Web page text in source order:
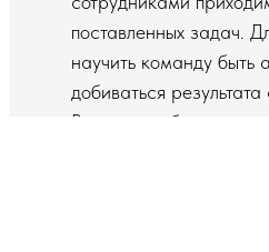
поставленных задач.
научить команду быть
добиваться результата
Ваши люди будут